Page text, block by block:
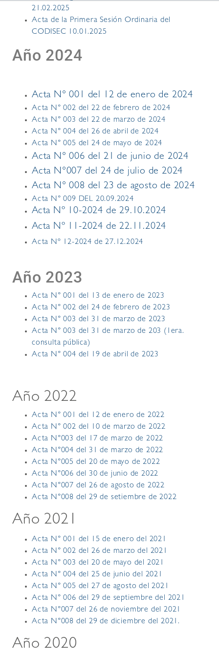
21.02.2025
Acta de la Primera Sesión Ordinaria del
CODISEC 10.01.2025
Año 2024
Acta N° 001 del 12 de enero de 2024
Acta N° 002 del 22 de febrero de 2024
Acta N° 003 del 22 de marzo de 2024
Acta N° 004 del 26 de abril de 2024
Acta N° 005 del 24 de mayo de 2024
Acta N° 006 del 21 de junio de 2024
Acta N°007 del 24 de julio de 2024
Acta N° 008 del 23 de agosto de 2024
Acta N° 009 DEL 20.09.2024
Acta Nº 10-2024 de 29.10.2024
Acta Nº 11-2024 de 22.11.2024
Acta Nº 12-2024 de 27.12.2024
Año 2023
Acta N° 001 del 13 de enero de 2023
Acta N° 002 del 24 de febrero de 2023
Acta N° 003 del 31 de marzo de 2023
Acta N° 003 del 31 de marzo de 203 (1era.
consulta pública)
Acta N° 004 del 19 de abril de 2023
Año 2022
Acta N° 001 del 12 de enero de 2022
Acta N° 002 del 10 de marzo de 2022
Acta N°003 del 17 de marzo de 2022
Acta N°004 del 31 de marzo de 2022
Acta N°005 del 20 de mayo de 2022
Acta N°006 del 30 de junio de 2022
Acta N°007 del 26 de agosto de 2022
Acta N°008 del 29 de setiembre de 2022
Año 2021
Acta N° 001 del 15 de enero del 2021
Acta N° 002 del 26 de marzo del 2021
Acta N° 003 del 20 de mayo del 2021
Acta N° 004 del 25 de junio del 2021
Acta N° 005 del 27 de agosto del 2021
Acta N° 006 del 29 de septiembre del 2021
Acta N°007 del 26 de noviembre del 2021
Acta N°008 del 29 de diciembre del 2021.
Año 2020